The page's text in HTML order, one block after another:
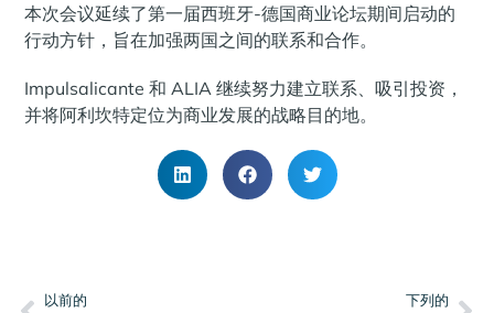
本次会议延续了第一届西班牙-德国商业论坛期间启动的
行动方针，旨在加强两国之间的联系和合作。
Impulsalicante 和 ALIA 继续努力建立联系、吸引投资，
并将阿利坎特定位为商业发展的战略目的地。
以前的 下列的